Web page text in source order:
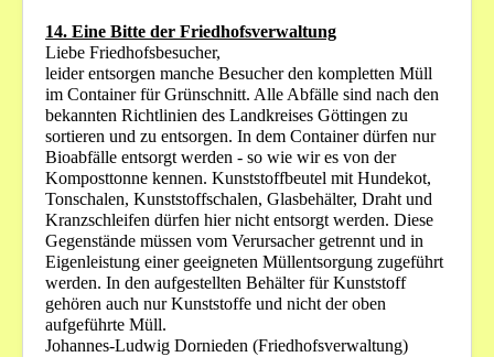
14. Eine Bitte der Friedhofsverwaltung
Liebe Friedhofsbesucher,
leider entsorgen manche Besucher den kompletten Müll
im Container für Grünschnitt. Alle Abfälle sind nach den
bekannten Richtlinien des Landkreises Göttingen zu
sortieren und zu entsorgen. In dem Container dürfen nur
Bioabfälle entsorgt werden - so wie wir es von der
Komposttonne kennen. Kunststoffbeutel mit Hundekot,
Tonschalen, Kunststoffschalen, Glasbehälter, Draht und
Kranzschleifen dürfen hier nicht entsorgt werden. Diese
Gegenstände müssen vom Verursacher getrennt und in
Eigenleistung einer geeigneten Müllentsorgung zugeführt
werden. In den aufgestellten Behälter für Kunststoff
gehören auch nur Kunststoffe und nicht der oben
aufgeführte Müll.
Johannes-Ludwig Dornieden (Friedhofsverwaltung)